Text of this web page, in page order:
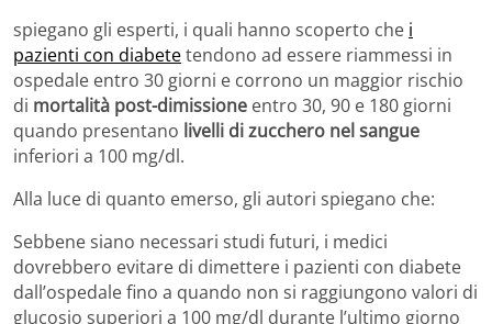
spiegano gli esperti, i quali hanno scoperto che i
pazienti con diabetetendono ad essere riammessi in
ospedale entro 30 giorni e corrono un maggior rischio
di mortalità post-dimissione entro 30, 90 e 180 giorni
quando presentano livelli di zucchero nel sangue
inferiori a 100 mg/dl.
Alla luce di quanto emerso, gli autori spiegano che:
Sebbene siano necessari studi futuri, i medici
dovrebbero evitare di dimettere i pazienti con diabete
dall’ospedale fino a quando non si raggiungono valori di
glucosio superiori a 100 mg/dl durante l’ultimo giorno